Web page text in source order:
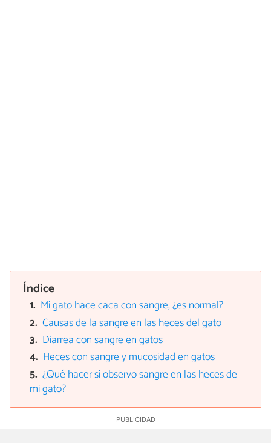
Índice
Mi gato hace caca con sangre, ¿es normal?
Causas de la sangre en las heces del gato
Diarrea con sangre en gatos
Heces con sangre y mucosidad en gatos
¿Qué hacer si observo sangre en las heces de
mi gato?